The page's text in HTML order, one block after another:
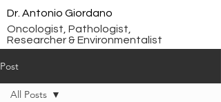
Dr. Antonio Giordano
Oncologist, Pathologist,
Researcher & Environmentalist
Post
All Posts